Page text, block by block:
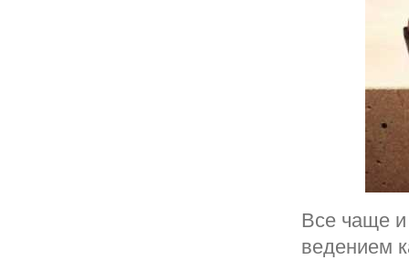
Все чаще и
ведением